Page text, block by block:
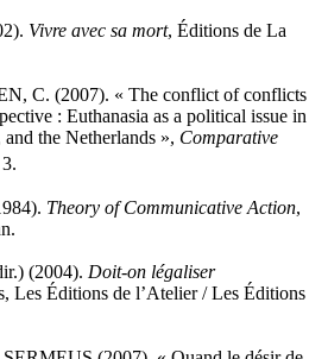
Vivre avec sa mort, Éditions de La
C. (2007). « The conflict of conflicts
: Euthanasia as a political issue in
the Netherlands », Comparative
3.
Theory of Communicative Action,
(2004). Doit-on légaliser
Les Éditions de l’Atelier / Les Éditions